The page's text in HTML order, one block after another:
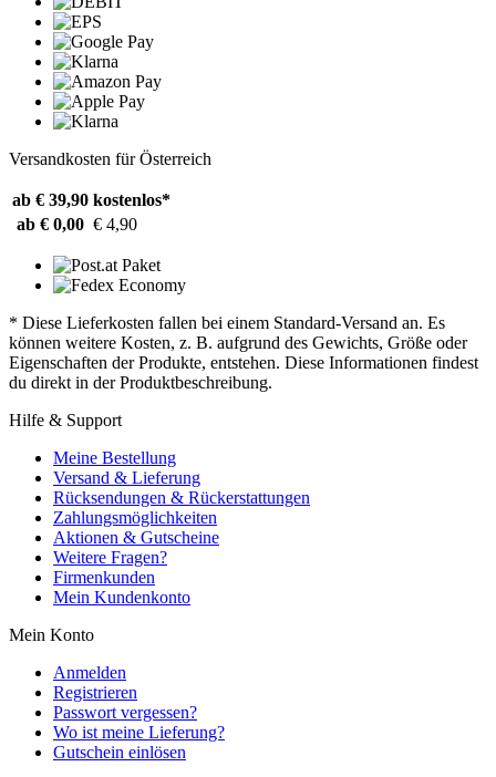
Versandkosten für Österreich
ab € 39,90 kostenlos*
ab € 0,00 € 4,90
* Diese Lieferkosten fallen bei einem Standard-Versand an. Es
können weitere Kosten, z. B. aufgrund des Gewichts, Größe oder
Eigenschaften der Produkte, entstehen. Diese Informationen findest
du direkt in der Produktbeschreibung.
Hilfe & Support
Meine Bestellung
Versand & Lieferung
Rücksendungen & Rückerstattungen
Zahlungsmöglichkeiten
Aktionen & Gutscheine
Weitere Fragen?
Firmenkunden
Mein Kundenkonto
Mein Konto
Anmelden
Registrieren
Passwort vergessen?
Wo ist meine Lieferung?
Gutschein einlösen